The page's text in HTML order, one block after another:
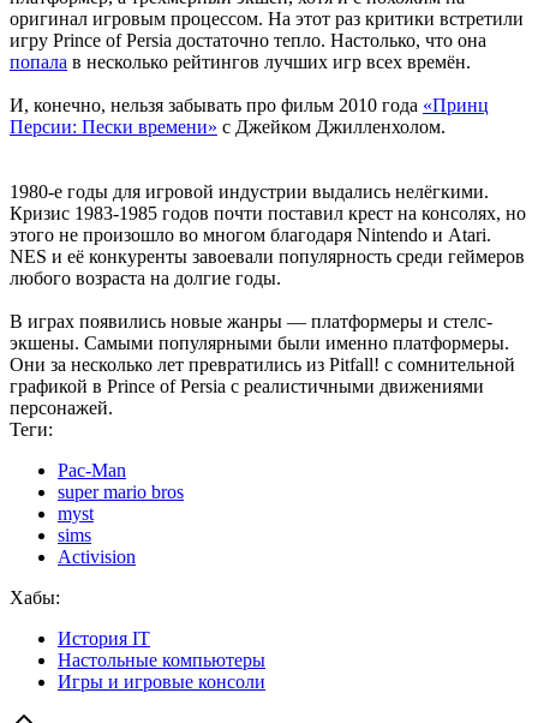
оригинал игровым процессом. На этот раз критики встретили
игру Prince of Persia достаточно тепло. Настолько, что она
попала в несколько рейтингов лучших игр всех времён.
И, конечно, нельзя забывать про фильм 2010 года «Принц
Персии: Пески времени» с Джейком Джилленхолом.
1980-е годы для игровой индустрии выдались нелёгкими.
Кризис 1983-1985 годов почти поставил крест на консолях, но
этого не произошло во многом благодаря Nintendo и Atari.
NES и её конкуренты завоевали популярность среди геймеров
любого возраста на долгие годы.
В играх появились новые жанры — платформеры и стелс-
экшены. Самыми популярными были именно платформеры.
Они за несколько лет превратились из Pitfall! с сомнительной
графикой в Prince of Persia с реалистичными движениями
персонажей.
Теги:
Pac-Man
super mario bros
myst
sims
Activision
Хабы:
История IT
Настольные компьютеры
Игры и игровые консоли